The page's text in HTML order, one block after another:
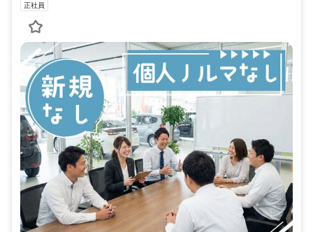
正社員